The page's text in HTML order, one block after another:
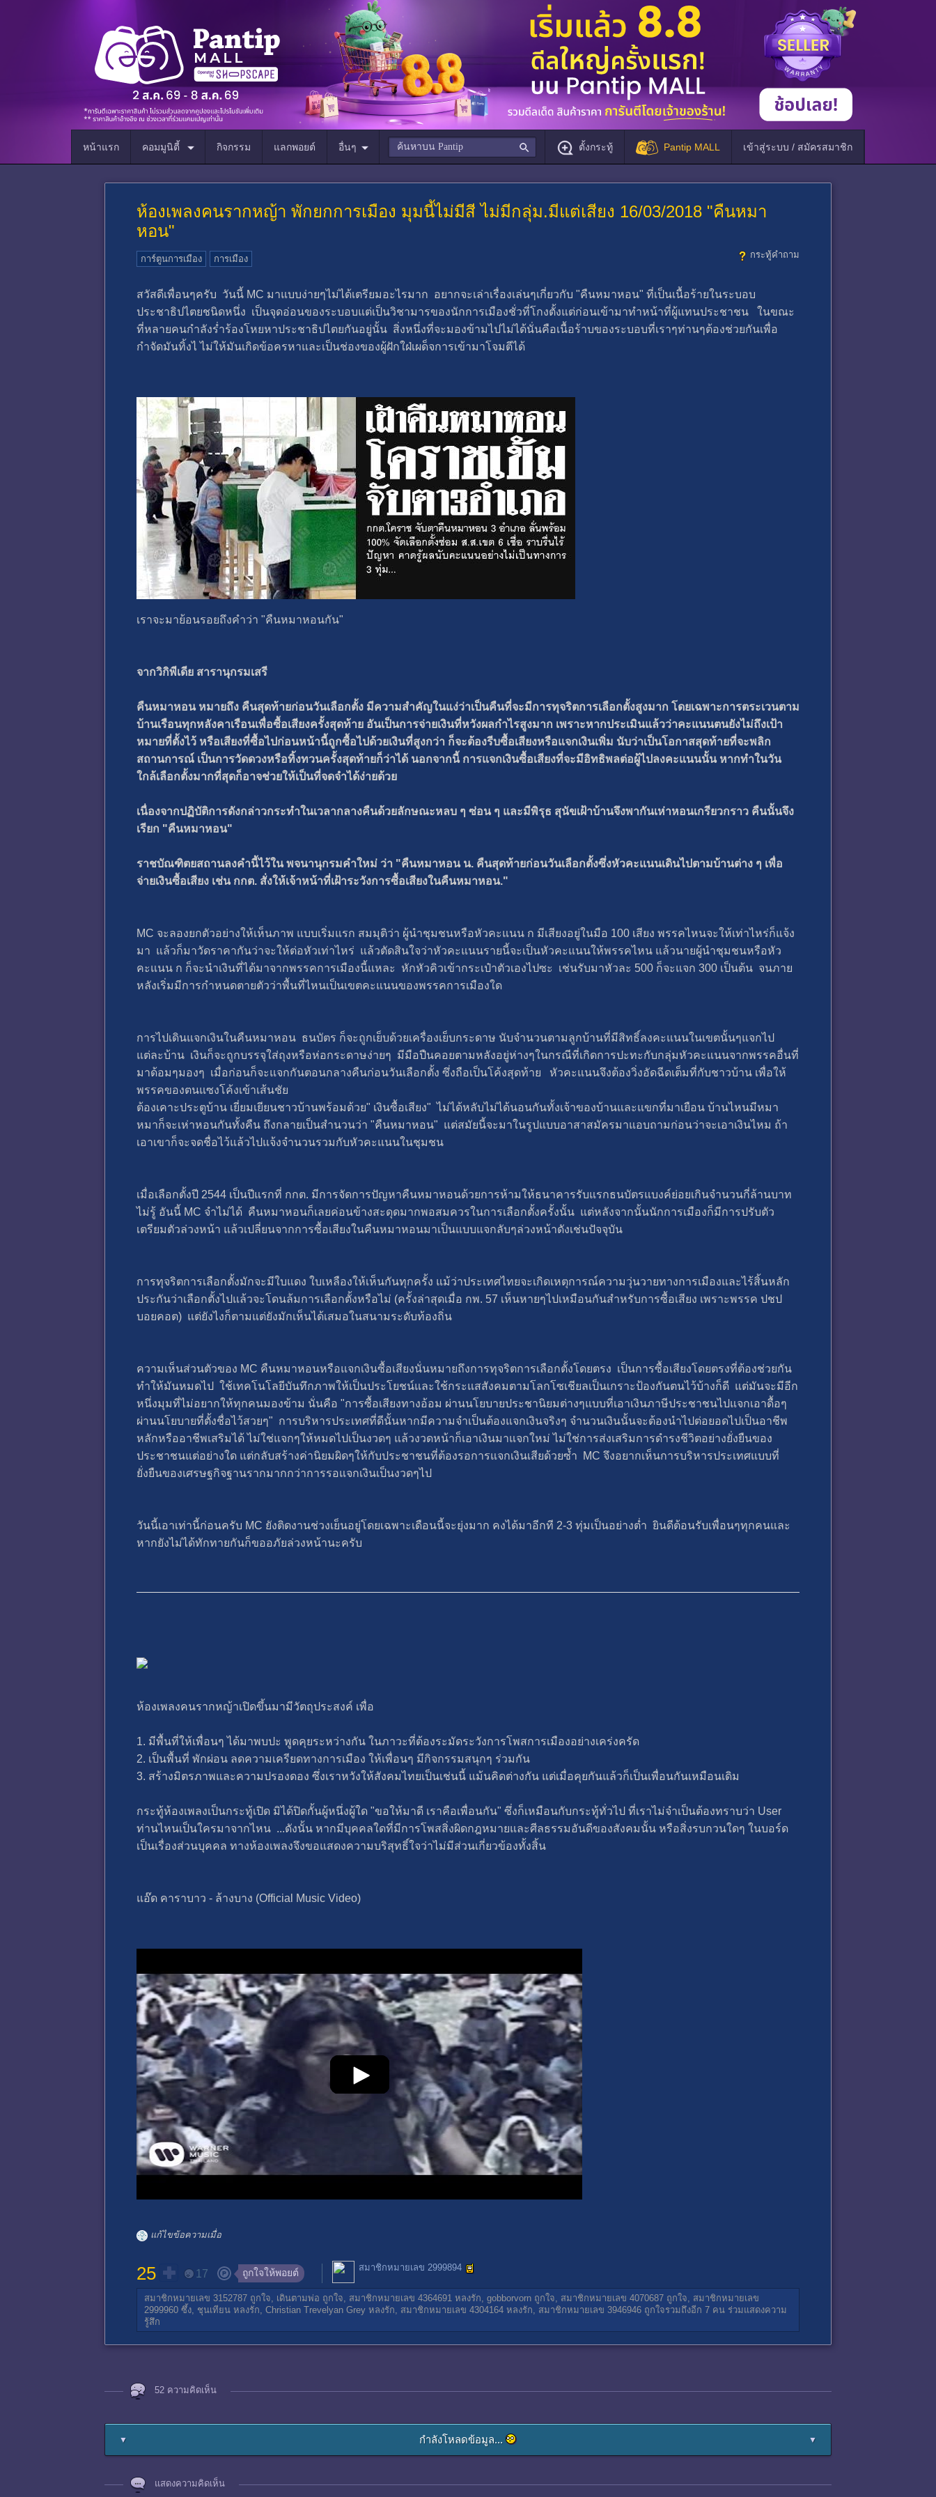
หน้าแรก คอมมูนิตี้ กิจกรรม แลกพอยต์ อื่นๆ ตั้งกระทู้ Pantip MALL เข้าสู่ระบบ / สมัครสมาชิก
ห้องเพลงคนรากหญ้า พักยกการเมือง มุมนี้ไม่มีสี ไม่มีกลุ่ม.มีแต่เสียง 16/03/2018 "คืนหมา
หอน"
กระทู้คำถาม
การ์ตูนการเมือง การเมือง
สวัสดีเพื่อนๆครับ วันนี้ MC มาแบบง่ายๆไม่ได้เตรียมอะไรมาก อยากจะเล่าเรื่องเล่นๆเกี่ยวกับ "คืนหมาหอน" ที่เป็นเนื้อร้ายในระบอบ
ประชาธิปไตยชนิดหนึ่ง เป็นจุดอ่อนของระบอบแต่เป็นวิชามารของนักการเมืองชั่วที่โกงตั้งแต่ก่อนเข้ามาทำหน้าที่ผู้แทนประชาชน ในขณะ
ที่หลายคนกำลังร่ำร้องโหยหาประชาธิปไตยกันอยู่นั้น สิ่งหนึ่งที่จะมองข้ามไปไม่ได้นั่นคือเนื้อร้าบของระบอบที่เราๆท่านๆต้องช่วยกันเพื่อ
กำจัดมันทิ้งไ ไม่ให้มันเกิดข้อครหาและเป็นช่องของผู้ฝักใฝ่เผด็จการเข้ามาโจมตีได้
เราจะมาย้อนรอยถึงคำว่า "คืนหมาหอนกัน"
จากวิกิพีเดีย สารานุกรมเสรี
คืนหมาหอน หมายถึง คืนสุดท้ายก่อนวันเลือกตั้ง มีความสำคัญในแง่ว่าเป็นคืนที่จะมีการทุจริตการเลือกตั้งสูงมาก โดยเฉพาะการตระเวนตาม
บ้านเรือนทุกหลังคาเรือนเพื่อซื้อเสียงครั้งสุดท้าย อันเป็นการจ่ายเงินที่หวังผลกำไรสูงมาก เพราะหากประเมินแล้วว่าคะแนนตนยังไม่ถึงเป้า
หมายที่ตั้งไว้ หรือเสียงที่ซื้อไปก่อนหน้านี้ถูกซื้อไปด้วยเงินที่สูงกว่า ก็จะต้องรีบซื้อเสียงหรือแจกเงินเพิ่ม นับว่าเป็นโอกาสสุดท้ายที่จะพลิก
สถานการณ์ เป็นการวัดดวงหรือทิ้งทวนครั้งสุดท้ายก็ว่าได้ นอกจากนี้ การแจกเงินซื้อเสียงที่จะมีอิทธิพลต่อผู้ไปลงคะแนนนั้น หากทำในวัน
ใกล้เลือกตั้งมากที่สุดก็อาจช่วยให้เป็นที่จดจำได้ง่ายด้วย
เนื่องจากปฏิบัติการดังกล่าวกระทำในเวลากลางคืนด้วยลักษณะหลบ ๆ ซ่อน ๆ และมีพิรุธ สุนัขเฝ้าบ้านจึงพากันเห่าหอนเกรียวกราว คืนนั้นจึง
เรียก "คืนหมาหอน"
ราชบัณฑิตยสถานลงคำนี้ไว้ใน พจนานุกรมคำใหม่ ว่า "คืนหมาหอน น. คืนสุดท้ายก่อนวันเลือกตั้งซึ่งหัวคะแนนเดินไปตามบ้านต่าง ๆ เพื่อ
จ่ายเงินซื้อเสียง เช่น กกต. สั่งให้เจ้าหน้าที่เฝ้าระวังการซื้อเสียงในคืนหมาหอน."
MC จะลองยกตัวอย่างให้เห็นภาพ แบบเริ่มแรก สมมุติว่า ผู้นำชุมชนหรือหัวคะแนน ก มีเสียงอยู่ในมือ 100 เสียง พรรคไหนจะให้เท่าไหร่ก็แจ้ง
มา แล้วก็มาวัดราคากันว่าจะให้ต่อหัวเท่าไหร่ แล้วตัดสินใจว่าหัวคะแนนรายนี้จะเป็นหัวคะแนนให้พรรคไหน แล้วนายผู้นำชุมชนหรือหัว
คะแนน ก ก็จะนำเงินที่ได้มาจากพรรคการเมืองนี้แหละ หักหัวคิวเข้ากระเป๋าตัวเองไปซะ เช่นรับมาหัวละ 500 ก็จะแจก 300 เป็นต้น จนภาย
หลังเริ่มมีการกำหนดตายตัวว่าพื้นที่ไหนเป็นเขตคะแนนของพรรคการเมืองใด
การไปเดินแจกเงินในคืนหมาหอน ธนบัตร ก็จะถูกเย็บด้วยเครื่องเย็บกระดาษ นับจำนวนตามลูกบ้านที่มีสิทธิ์ลงคะแนนในเขตนั้นๆแจกไป
แต่ละบ้าน เงินก็จะถูกบรรจุใส่ถุงหรือห่อกระดาษง่ายๆ มีมือปืนคอยตามหลังอยู่ห่างๆในกรณีที่เกิดการปะทะกับกลุ่มหัวคะแนนจากพรรคอื่นที่
มาด้อมๆมองๆ เมื่อก่อนก็จะแจกกันตอนกลางคืนก่อนวันเลือกตั้ง ซึ่งถือเป็นโค้งสุดท้าย หัวคะแนนจึงต้องวิ่งอัดฉีดเต็มที่กับชาวบ้าน เพื่อให้
พรรคของตนแซงโค้งเข้าเส้นชัย
ต้องเคาะประตูบ้าน เยี่ยมเยียนชาวบ้านพร้อมด้วย" เงินซื้อเสียง" ไม่ได้หลับไม่ได้นอนกันทั้งเจ้าของบ้านและแขกที่มาเยือน บ้านไหนมีหมา
หมาก็จะเห่าหอนกันทั้งคืน ถึงกลายเป็นสำนวนว่า "คืนหมาหอน" แต่สมัยนี้จะมาในรูปแบบอาสาสมัครมาแอบถามก่อนว่าจะเอาเงินไหม ถ้า
เอาเขาก็จะจดชื่อไว้แล้วไปแจ้งจำนวนรวมกับหัวคะแนนในชุมชน
เมื่อเลือกตั้งปี 2544 เป็นปีแรกที่ กกต. มีการจัดการปัญหาคืนหมาหอนด้วยการห้ามให้ธนาคารรับแรกธนบัตรแบงค์ย่อยเกินจำนวนกี่ล้านบาท
ไม่รู้ อันนี้ MC จำไม่ได้ คืนหมาหอนก็เลยค่อนข้างสะดุดมากพอสมควรในการเลือกตั้งครั้งนั้น แต่หลังจากนั้นนักการเมืองก็มีการปรับตัว
เตรียมตัวล่วงหน้า แล้วเปลี่ยนจากการซื้อเสียงในคืนหมาหอนมาเป็นแบบแจกลับๆล่วงหน้าดังเช่นปัจจุบัน
การทุจริตการเลือกตั้งมักจะมีใบแดง ใบเหลืองให้เห็นกันทุกครั้ง แม้ว่าประเทศไทยจะเกิดเหตุการณ์ความวุ่นวายทางการเมืองและไร้สิ้นหลัก
ประกันว่าเลือกตั้งไปแล้วจะโดนล้มการเลือกตั้งหรือไม่ (ครั้งล่าสุดเมื่อ กพ. 57 เห็นหายๆไปเหมือนกันสำหรับการซื้อเสียง เพราะพรรค ปชป
บอยคอต) แต่ยังไงก็ตามแต่ยังมักเห็นได้เสมอในสนามระดับท้องถิ่น
ความเห็นส่วนตัวของ MC คืนหมาหอนหรือแจกเงินซื้อเสียงนั่นหมายถึงการทุจริตการเลือกตั้งโดยตรง เป็นการซื้อเสียงโดยตรงที่ต้องช่วยกัน
ทำให้มันหมดไป ใช้เทคโนโลยีบันทึกภาพให้เป็นประโยชน์และใช้กระแสสังคมตามโลกโซเชียลเป็นเกราะป้องกันตนไว้บ้างก็ดี แต่มันจะมีอีก
หนึ่งมุมที่ไม่อยากให้ทุกคนมองข้าม นั่นคือ "การซื้อเสียงทางอ้อม ผ่านนโยบายประชานิยมต่างๆแบบที่เอาเงินภาษีประชาชนไปแจกเอาดื้อๆ
ผ่านนโยบายที่ตั้งชื่อไว้สวยๆ" การบริหารประเทศที่ดีนั้นหากมีความจำเป็นต้องแจกเงินจริงๆ จำนวนเงินนั้นจะต้องนำไปต่อยอดไปเป็นอาชีพ
หลักหรืออาชีพเสริมได้ ไม่ใช่แจกๆให้หมดไปเป็นงวดๆ แล้วงวดหน้าก็เอาเงินมาแจกใหม่ ไม่ใช่การส่งเสริมการดำรงชีวิตอย่างยั่งยืนของ
ประชาชนแต่อย่างใด แต่กลับสร้างค่านิยมผิดๆให้กับประชาชนที่ต้องรอการแจกเงินเสียด้วยซ้ำ MC จึงอยากเห็นการบริหารประเทศแบบที่
ยั่งยืนของเศรษฐกิจฐานรากมากกว่าการรอแจกเงินเป็นงวดๆไป
วันนี้เอาเท่านี้ก่อนครับ MC ยังติดงานช่วงเย็นอยู่โดยเฉพาะเดือนนี้จะยุ่งมาก คงได้มาอีกที 2-3 ทุ่มเป็นอย่างต่ำ ยินดีต้อนรับเพื่อนๆทุกคนและ
หากยังไม่ได้ทักทายกันก็ขออภัยล่วงหน้านะครับ
ห้องเพลงคนรากหญ้าเปิดขึ้นมามีวัตถุประสงค์ เพื่อ
1. มีพื้นที่ให้เพื่อนๆ ได้มาพบปะ พูดคุยระหว่างกัน ในภาวะที่ต้องระมัดระวังการโพสการเมืองอย่างเคร่งครัด
2. เป็นพื้นที่ พักผ่อน ลดความเครียดทางการเมือง ให้เพื่อนๆ มีกิจกรรมสนุกๆ ร่วมกัน
3. สร้างมิตรภาพและความปรองดอง ซึ่งเราหวังให้สังคมไทยเป็นเช่นนี้ แม้นคิดต่างกัน แต่เมื่อคุยกันแล้วก็เป็นเพื่อนกันเหมือนเดิม
กระทู้ห้องเพลงเป็นกระทู้เปิด มิได้ปิดกั้นผู้หนึ่งผู้ใด "ขอให้มาดี เราคือเพื่อนกัน" ซึ่งก็เหมือนกับกระทู้ทั่วไป ที่เราไม่จำเป็นต้องทราบว่า User
ท่านไหนเป็นใครมาจากไหน ...ดังนั้น หากมีบุคคลใดที่มีการโพสสิ่งผิดกฎหมายและศีลธรรมอันดีของสังคมนั้น หรือสิ่งรบกวนใดๆ ในบอร์ด
เป็นเรื่องส่วนบุคคล ทางห้องเพลงจึงขอแสดงความบริสุทธิ์ใจว่าไม่มีส่วนเกี่ยวข้องทั้งสิ้น
แอ๊ด คาราบาว - ล้างบาง (Official Music Video)
แก้ไขข้อความเมื่อ
25 17 ถูกใจให้พอยต์ สมาชิกหมายเลข 2999894
สมาชิกหมายเลข 3152787 ถูกใจ, เดินตามพ่อ ถูกใจ, สมาชิกหมายเลข 4364691 หลงรัก, gobborvorn ถูกใจ, สมาชิกหมายเลข 4070687 ถูกใจ, สมาชิกหมายเลข
2999960 ซึ้ง, ชุนเทียน หลงรัก, Christian Trevelyan Grey หลงรัก, สมาชิกหมายเลข 4304164 หลงรัก, สมาชิกหมายเลข 3946946 ถูกใจรวมถึงอีก 7 คน ร่วมแสดงความ
รู้สึก
52 ความคิดเห็น
▼ กำลังโหลดข้อมูล... ▼
แสดงความคิดเห็น